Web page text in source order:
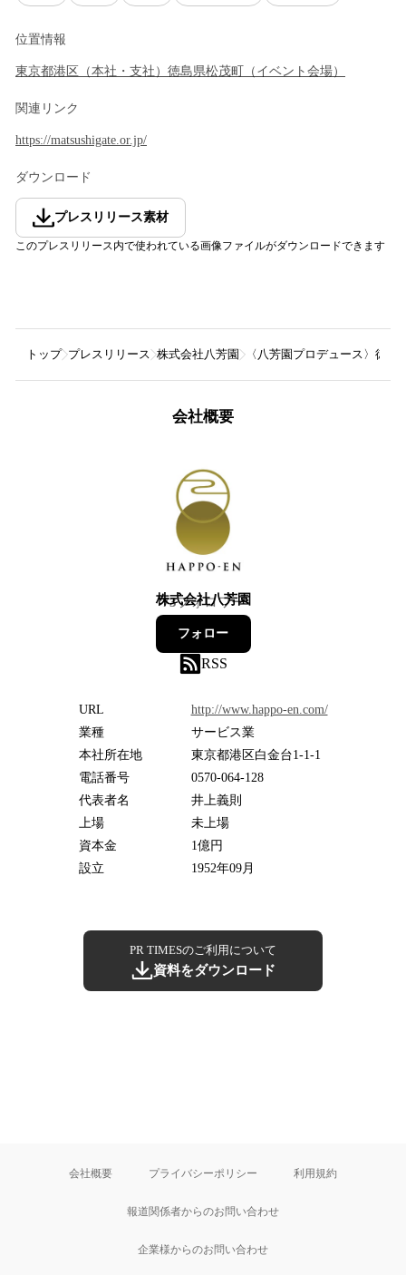
位置情報
東京都港区 （本社・支社 ） 徳島県松茂町 （ イベント会場）
関連リンク
https://matsushigate.or.jp/
ダウンロード
プレスリリース素材
このプレスリリース内で使われている画像ファイルがダウンロードできます
トップ プレスリリース 株式会社八芳園 〈八芳園プロデュース〉徳
会社概要
株式会社八芳園
73フォロワー
フォロー
RSS
URL
http://www.happo-en.com/
業種
サービス業
本社所在地
東京都港区白金台1-1-1
電話番号
0570-064-128
代表者名
井上義則
上場
未上場
資本金
1億円
設立
1952年09月
PR TIMESのご利用について
資料をダウンロード
会社概要 プライバシーポリシー 利用規約
報道関係者からのお問い合わせ
企業様からのお問い合わせ